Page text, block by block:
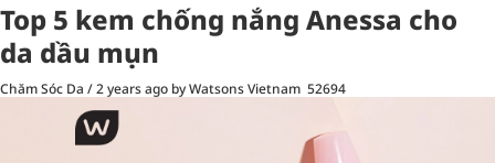
Top 5 kem chống nắng Anessa cho
da dầu mụn
Chăm Sóc Da /2 years ago by Watsons Vietnam 52694